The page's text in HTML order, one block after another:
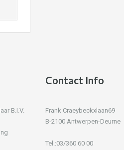
B.I.V.
Contact Info
Frank Craeybeckxlaan69
B-2100 Antwerpen-Deurne
Tel.:03/360 60 00